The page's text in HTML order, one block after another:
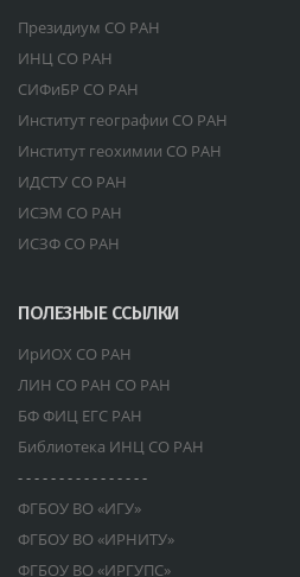
Президиум СО РАН
ИНЦ СО РАН
СИФиБР СО РАН
Институт географии СО РАН
Институт геохимии СО РАН
ИДСТУ СО РАН
ИСЭМ СО РАН
ИСЗФ СО РАН
ПОЛЕЗНЫЕ ССЫЛКИ
ИрИОХ СО РАН
ЛИН СО РАН СО РАН
БФ ФИЦ ЕГС РАН
Библиотека ИНЦ СО РАН
- - - - - - - - - - - - - - - -
ФГБОУ ВО «ИГУ»
ФГБОУ ВО «ИРНИТУ»
ФГБОУ ВО «ИРГУПС»